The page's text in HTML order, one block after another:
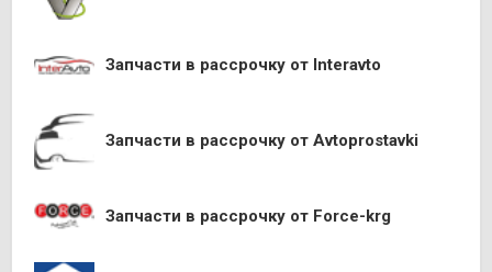
Запчасти в рассрочку от Interavto
Запчасти в рассрочку от Avtoprostavki
Запчасти в рассрочку от Force-krg